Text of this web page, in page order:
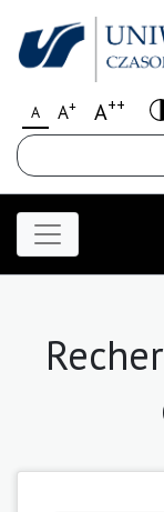
A A+ A++